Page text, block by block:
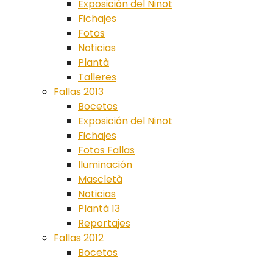
Exposición del Ninot
Fichajes
Fotos
Noticias
Plantà
Talleres
Fallas 2013
Bocetos
Exposición del Ninot
Fichajes
Fotos Fallas
Iluminación
Mascletà
Noticias
Plantà 13
Reportajes
Fallas 2012
Bocetos